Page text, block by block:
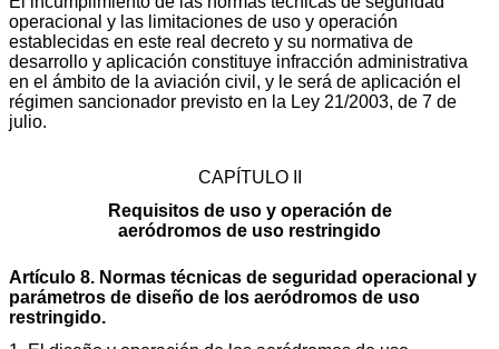
operacional y las limitaciones de uso y operación
establecidas en este real decreto y su normativa de
desarrollo y aplicación constituye infracción administrativa
en el ámbito de la aviación civil, y le será de aplicación el
régimen sancionador previsto en la Ley 21/2003, de 7 de
julio.
CAPÍTULO II
Requisitos de uso y operación de
aeródromos de uso restringido
Artículo 8. Normas técnicas de seguridad operacional y
parámetros de diseño de los aeródromos de uso
restringido.